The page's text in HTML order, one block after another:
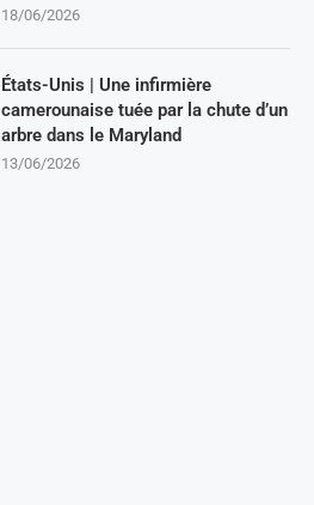
18/06/2026
États-Unis | Une infirmière
camerounaise tuée par la chute d’un
arbre dans le Maryland
13/06/2026